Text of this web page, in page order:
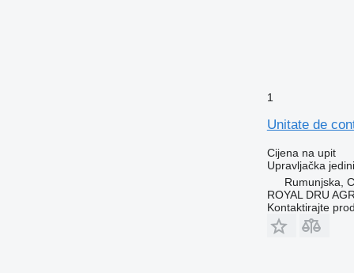
1
Unitate de
Cijena na upit
Upravljačka
Rumunjska,
ROYAL DRU
Kontaktirajte